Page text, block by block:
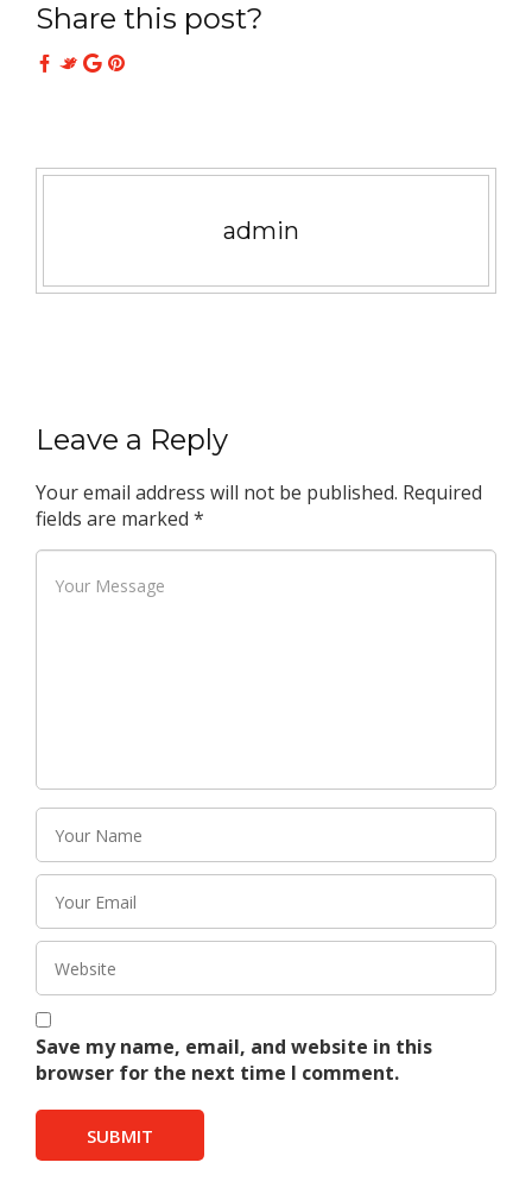
Share this post?
admin
Leave a Reply
Your email address will not be published. Required
fields are marked *
Save my name, email, and website in this
browser for the next time I comment.